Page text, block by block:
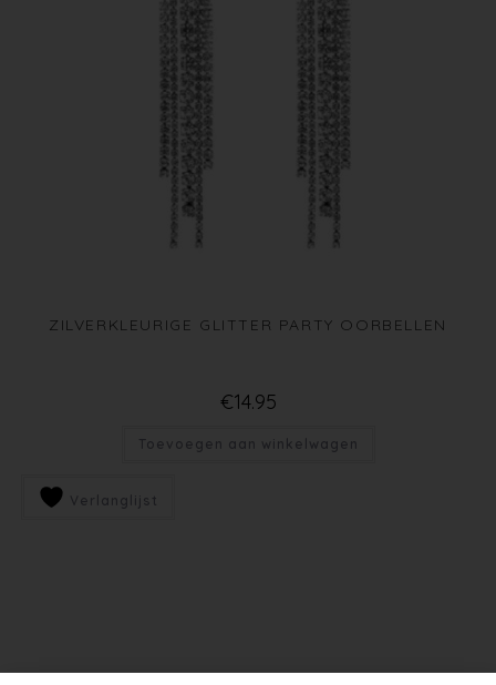
ZILVERKLEURIGE GLITTER PARTY OORBELLEN
€14.95
Toevoegen aan winkelwagen
Verlanglijst